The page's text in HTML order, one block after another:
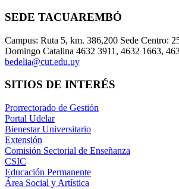
SEDE TACUAREMBÓ
Campus: Ruta 5, km. 386,200 Sede Centro:
Domingo Catalina 4632 3911, 4632 1663,
bedelia@cut.edu.uy
SITIOS DE INTERÉS
Prorrectorado de Gestión
Portal Udelar
Bienestar Universitario
Extensión
Comisión Sectorial de Enseñanza
CSIC
Educación Permanente
Área Social y Artística